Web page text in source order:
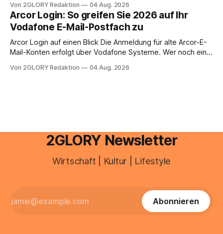
abwesenheiten und die gesamte kommunikation rund um
Ihr personal digital zu organisieren. In diesem Leitfaden
erfahren Sie alles, was Sie für einen reibungslosen Einstieg
brauchen, von der Registrierung
Von 2GLORY Redaktion 04 Aug. 2026
Arcor Login: So greifen Sie 2026 auf Ihr
Vodafone E-Mail-Postfach zu
Arcor Login auf einen Blick Die Anmeldung für alte Arcor-E-
Mail-Konten erfolgt über Vodafone Systeme. Wer noch eine
besitzt, loggt sich heute über das Vodafone E-Mail & Cloud
Von 2GLORY Redaktion 04 Aug. 2026
2GLORY Newsletter
Wirtschaft | Kultur | Lifestyle
Abonnieren